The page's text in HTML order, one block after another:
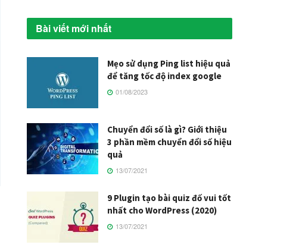
Bài viết mới nhất
Mẹo sử dụng Ping list hiệu quả
để tăng tốc độ index google
01/08/2023
Chuyển đổi số là gì? Giới thiệu
3 phần mềm chuyển đổi số hiệu
quả
13/07/2021
9 Plugin tạo bài quiz đố vui tốt
nhất cho WordPress (2020)
13/07/2021